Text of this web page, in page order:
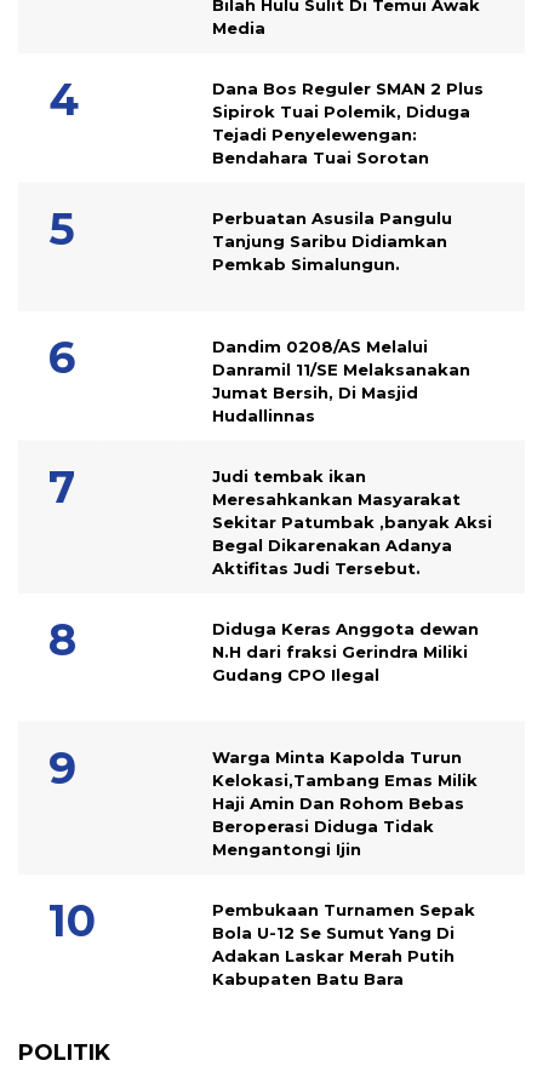
Bilah Hulu Sulit Di Temui Awak
Media
Dana Bos Reguler SMAN 2 Plus
Sipirok Tuai Polemik, Diduga
Tejadi Penyelewengan:
Bendahara Tuai Sorotan
Perbuatan Asusila Pangulu
Tanjung Saribu Didiamkan
Pemkab Simalungun.
Dandim 0208/AS Melalui
Danramil 11/SE Melaksanakan
Jumat Bersih, Di Masjid
Hudallinnas
Judi tembak ikan
Meresahkankan Masyarakat
Sekitar Patumbak ,banyak Aksi
Begal Dikarenakan Adanya
Aktifitas Judi Tersebut.
Diduga Keras Anggota dewan
N.H dari fraksi Gerindra Miliki
Gudang CPO Ilegal
Warga Minta Kapolda Turun
Kelokasi,Tambang Emas Milik
Haji Amin Dan Rohom Bebas
Beroperasi Diduga Tidak
Mengantongi Ijin
Pembukaan Turnamen Sepak
Bola U-12 Se Sumut Yang Di
Adakan Laskar Merah Putih
Kabupaten Batu Bara
POLITIK